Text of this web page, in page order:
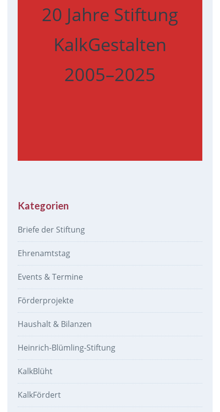
20 Jahre Stiftung
KalkGestalten
2005–2025
Kategorien
Briefe der Stiftung
Ehrenamtstag
Events & Termine
Förderprojekte
Haushalt & Bilanzen
Heinrich-Blümling-Stiftung
KalkBlüht
KalkFördert